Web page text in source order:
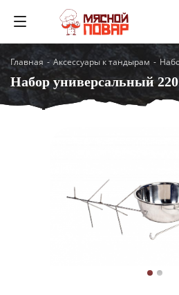
Главная - Аксессуары к тандырам -
Набор универсальный